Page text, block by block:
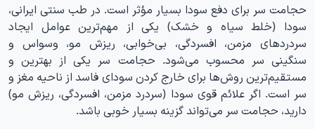
حجامت سر برای دفع سودا بسیار مؤثر است. در طب سنتی ایرانی،
سودا (خلط سیاه و خشک) یکی از مهم‌ترین عوامل ایجاد
سردردهای مزمن، افسردگی، بی‌خوابی، ریزش مو، وسواس و
سنگینی سر محسوب می‌شود. حجامت سر یکی از بهترین و
مستقیم‌ترین روش‌ها برای خارج کردن سودای فاسد از ناحیه مغز و
سر است. اگر علائم قوی سودا (سردرد مزمن، افسردگی، ریزش مو)
دارید، حجامت سر می‌تواند گزینه بسیار خوبی باشد.